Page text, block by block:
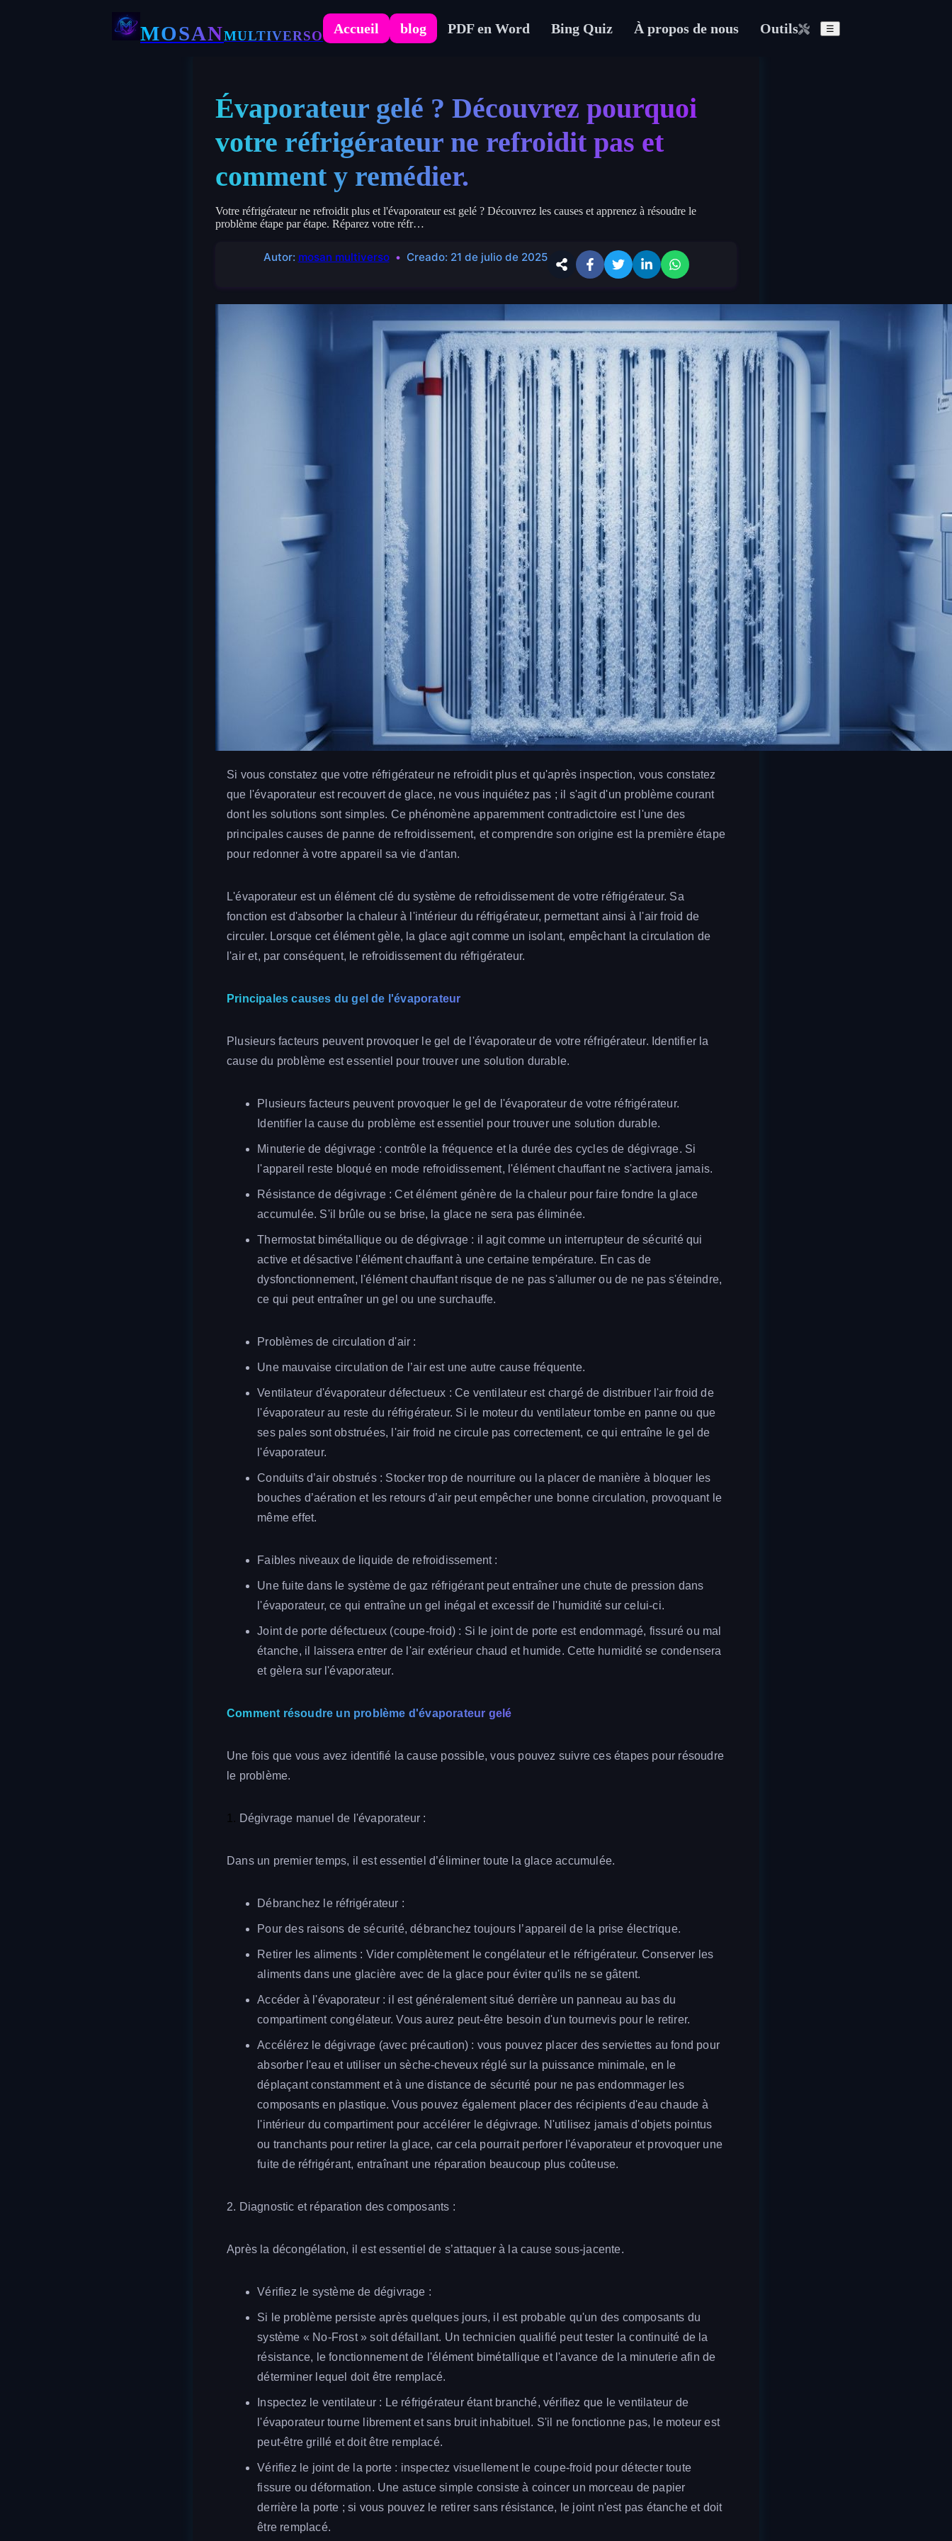
MOSANMULTIVERSO Accueil blog PDF en Word Bing Quiz À propos de nous Outils ☰
Évaporateur gelé ? Découvrez pourquoi
votre réfrigérateur ne refroidit pas et
comment y remédier.
Votre réfrigérateur ne refroidit plus et l'évaporateur est gelé ? Découvrez les causes et apprenez à résoudre le
problème étape par étape. Réparez votre réfr…
Autor: mosan multiverso Creado: 21 de julio de 2025
Si vous constatez que votre réfrigérateur ne refroidit plus et qu'après inspection, vous constatez
que l'évaporateur est recouvert de glace, ne vous inquiétez pas ; il s'agit d'un problème courant
dont les solutions sont simples. Ce phénomène apparemment contradictoire est l'une des
principales causes de panne de refroidissement, et comprendre son origine est la première étape
pour redonner à votre appareil sa vie d'antan.
L'évaporateur est un élément clé du système de refroidissement de votre réfrigérateur. Sa
fonction est d'absorber la chaleur à l'intérieur du réfrigérateur, permettant ainsi à l'air froid de
circuler. Lorsque cet élément gèle, la glace agit comme un isolant, empêchant la circulation de
l'air et, par conséquent, le refroidissement du réfrigérateur.
Principales causes du gel de l'évaporateur
Plusieurs facteurs peuvent provoquer le gel de l'évaporateur de votre réfrigérateur. Identifier la
cause du problème est essentiel pour trouver une solution durable.
Plusieurs facteurs peuvent provoquer le gel de l'évaporateur de votre réfrigérateur.
Identifier la cause du problème est essentiel pour trouver une solution durable.
Minuterie de dégivrage : contrôle la fréquence et la durée des cycles de dégivrage. Si
l'appareil reste bloqué en mode refroidissement, l'élément chauffant ne s'activera jamais.
Résistance de dégivrage : Cet élément génère de la chaleur pour faire fondre la glace
accumulée. S'il brûle ou se brise, la glace ne sera pas éliminée.
Thermostat bimétallique ou de dégivrage : il agit comme un interrupteur de sécurité qui
active et désactive l'élément chauffant à une certaine température. En cas de
dysfonctionnement, l'élément chauffant risque de ne pas s'allumer ou de ne pas s'éteindre,
ce qui peut entraîner un gel ou une surchauffe.
Problèmes de circulation d'air :
Une mauvaise circulation de l’air est une autre cause fréquente.
Ventilateur d'évaporateur défectueux : Ce ventilateur est chargé de distribuer l'air froid de
l'évaporateur au reste du réfrigérateur. Si le moteur du ventilateur tombe en panne ou que
ses pales sont obstruées, l'air froid ne circule pas correctement, ce qui entraîne le gel de
l'évaporateur.
Conduits d’air obstrués : Stocker trop de nourriture ou la placer de manière à bloquer les
bouches d’aération et les retours d’air peut empêcher une bonne circulation, provoquant le
même effet.
Faibles niveaux de liquide de refroidissement :
Une fuite dans le système de gaz réfrigérant peut entraîner une chute de pression dans
l'évaporateur, ce qui entraîne un gel inégal et excessif de l'humidité sur celui-ci.
Joint de porte défectueux (coupe-froid) : Si le joint de porte est endommagé, fissuré ou mal
étanche, il laissera entrer de l'air extérieur chaud et humide. Cette humidité se condensera
et gèlera sur l'évaporateur.
Comment résoudre un problème d'évaporateur gelé
Une fois que vous avez identifié la cause possible, vous pouvez suivre ces étapes pour résoudre
le problème.
1. Dégivrage manuel de l'évaporateur :
Dans un premier temps, il est essentiel d’éliminer toute la glace accumulée.
Débranchez le réfrigérateur :
Pour des raisons de sécurité, débranchez toujours l’appareil de la prise électrique.
Retirer les aliments : Vider complètement le congélateur et le réfrigérateur. Conserver les
aliments dans une glacière avec de la glace pour éviter qu'ils ne se gâtent.
Accéder à l'évaporateur : il est généralement situé derrière un panneau au bas du
compartiment congélateur. Vous aurez peut-être besoin d'un tournevis pour le retirer.
Accélérez le dégivrage (avec précaution) : vous pouvez placer des serviettes au fond pour
absorber l'eau et utiliser un sèche-cheveux réglé sur la puissance minimale, en le
déplaçant constamment et à une distance de sécurité pour ne pas endommager les
composants en plastique. Vous pouvez également placer des récipients d'eau chaude à
l'intérieur du compartiment pour accélérer le dégivrage. N'utilisez jamais d'objets pointus
ou tranchants pour retirer la glace, car cela pourrait perforer l'évaporateur et provoquer une
fuite de réfrigérant, entraînant une réparation beaucoup plus coûteuse.
2. Diagnostic et réparation des composants :
Après la décongélation, il est essentiel de s’attaquer à la cause sous-jacente.
Vérifiez le système de dégivrage :
Si le problème persiste après quelques jours, il est probable qu'un des composants du
système « No-Frost » soit défaillant. Un technicien qualifié peut tester la continuité de la
résistance, le fonctionnement de l'élément bimétallique et l'avance de la minuterie afin de
déterminer lequel doit être remplacé.
Inspectez le ventilateur : Le réfrigérateur étant branché, vérifiez que le ventilateur de
l'évaporateur tourne librement et sans bruit inhabituel. S'il ne fonctionne pas, le moteur est
peut-être grillé et doit être remplacé.
Vérifiez le joint de la porte : inspectez visuellement le coupe-froid pour détecter toute
fissure ou déformation. Une astuce simple consiste à coincer un morceau de papier
derrière la porte ; si vous pouvez le retirer sans résistance, le joint n'est pas étanche et doit
être remplacé.